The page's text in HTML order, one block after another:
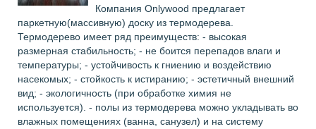
Компания Onlywood предлагает
паркетную(массивную) доску из термодерева.
Термодерево имеет ряд преимуществ: - высокая
размерная стабильность; - не боится перепадов влаги и
температуры; - устойчивость к гниению и воздействию
насекомых; - стойкость к истиранию; - эстетичный внешний
вид; - экологичность (при обработке химия не
используется). - полы из термодерева можно укладывать во
влажных помещениях (ванна, санузел) и на систему